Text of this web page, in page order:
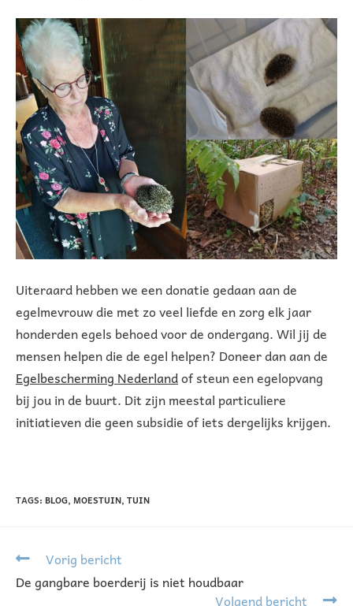
Uiteraard hebben we een donatie gedaan aan de
egelmevrouw die met zo veel liefde en zorg elk jaar
honderden egels behoed voor de ondergang. Wil jij de
mensen helpen die de egel helpen? Doneer dan aan de
Egelbescherming Nederlandof steun een egelopvang
bij jou in de buurt. Dit zijn meestal particuliere
initiatieven die geen subsidie of iets dergelijks krijgen.
TAGS: BLOG, MOESTUIN, TUIN
Vorig bericht
De gangbare boerderij is niet houdbaar
Volgend bericht